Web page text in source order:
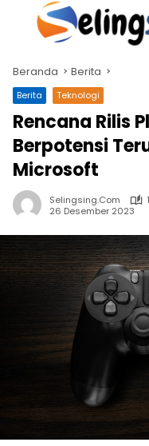
Langsung
Beranda Berita
Berita Teknologi
Rencana Rilis
Berpotensi
Microsoft
Selingsing.com
26 Desember 2023